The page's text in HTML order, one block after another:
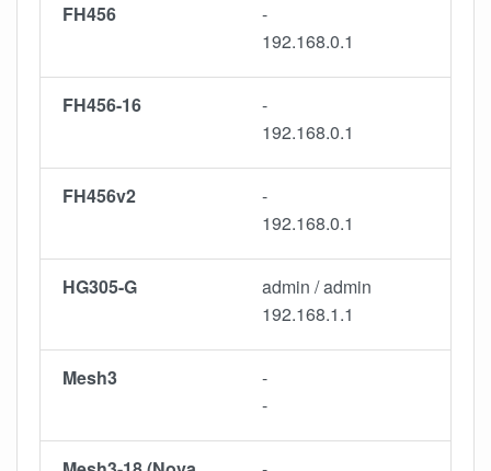
FH456
-
192.168.0.1
FH456-16
-
192.168.0.1
FH456v2
-
192.168.0.1
HG305-G
admin / admin
192.168.1.1
Mesh3
-
-